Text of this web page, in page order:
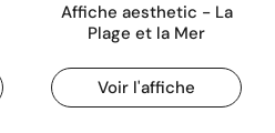
Affiche aesthetic - La
Plage et la Mer
Voir l'affiche